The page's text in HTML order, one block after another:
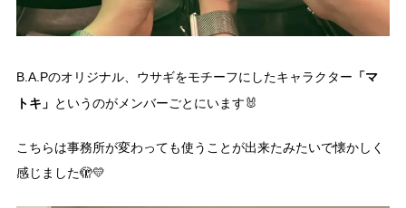
B.A.Pのオリジナル、ウサギをモチーフにしたキャラクター 「マ
トキ」 というのがメンバーごとにいます🐰
こちらは事務所が変わっても使うことが出来たみたいで懐かしく
感じました🫣💛